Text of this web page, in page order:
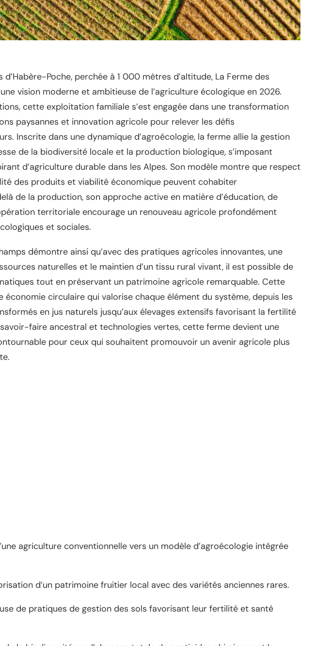
Poche, perchée à 1 000 mètres d’altitude, La Ferme des
vision moderne et ambitieuse de l’agriculture écologique en 2026.
cette exploitation familiale s’est engagée dans une transformation
paysannes et innovation agricole pour relever les défis
Inscrite dans une dynamique d’agroécologie, la ferme allie la gestion
de la biodiversité locale et la production biologique, s’imposant
d’agriculture durable dans les Alpes. Son modèle montre que respect
des produits et viabilité économique peuvent cohabiter
de la production, son approche active en matière d’éducation, de
territoriale encourage un renouveau agricole profondément
et sociales.
démontre ainsi qu’avec des pratiques agricoles innovantes, une
naturelles et le maintien d’un tissu rural vivant, il est possible de
tout en préservant un patrimoine agricole remarquable. Cette
économie circulaire qui valorise chaque élément du système, depuis les
en jus naturels jusqu’aux élevages extensifs favorisant la fertilité
faire ancestral et technologies vertes, cette ferme devient une
pour ceux qui souhaitent promouvoir un avenir agricole plus
agriculture conventionnelle vers un modèle d’agroécologie intégrée
d’un patrimoine fruitier local avec des variétés anciennes rares.
de pratiques de gestion des sols favorisant leur fertilité et santé